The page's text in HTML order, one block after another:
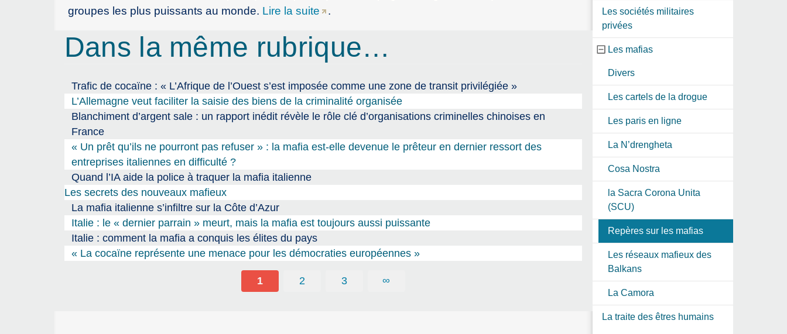
groupes les plus puissants au monde. Lire la suite .
Dans la même rubrique…
Trafic de cocaïne : « L’Afrique de l’Ouest s’est imposée comme une zone de transit privilégiée »
L’Allemagne veut faciliter la saisie des biens de la criminalité organisée
Blanchiment d’argent sale : un rapport inédit révèle le rôle clé d’organisations criminelles chinoises en
France
« Un prêt qu’ils ne pourront pas refuser » : la mafia est-elle devenue le prêteur en dernier ressort des
entreprises italiennes en difficulté ?
Quand l’IA aide la police à traquer la mafia italienne
Les secrets des nouveaux mafieux
La mafia italienne s’infiltre sur la Côte d’Azur
Italie : le « dernier parrain » meurt, mais la mafia est toujours aussi puissante
Italie : comment la mafia a conquis les élites du pays
« La cocaïne représente une menace pour les démocraties européennes »
1 2 3 ∞
Les sociétés militaires
privées
Les mafias
Divers
Les cartels de la drogue
Les paris en ligne
La N’drengheta
Cosa Nostra
la Sacra Corona Unita
(SCU)
Repères sur les mafias
Les réseaux mafieux des
Balkans
La Camora
La traite des êtres humains